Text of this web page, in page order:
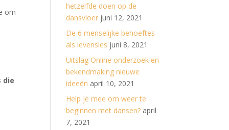
om
die
hetzelfde doen op de
dansvloer juni 12, 2021
De 6 menselijke behoeftes
als levensles juni 8, 2021
Uitslag Online onderzoek en
bekendmaking nieuwe
ideeën april 10, 2021
Help je mee om weer te
beginnen met dansen? april
7, 2021